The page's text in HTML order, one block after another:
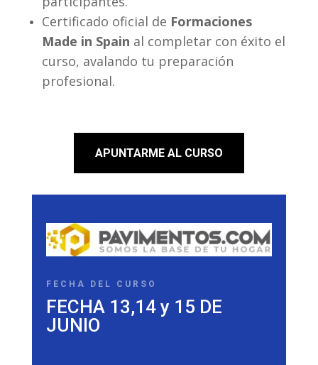
Certificado oficial de Formaciones
Made in Spain al completar con éxito el
curso, avalando tu preparación
profesional.
APUNTARME AL CURSO
FECHA DEL CURSO
FECHA 13,14 y 15 DE
JUNIO